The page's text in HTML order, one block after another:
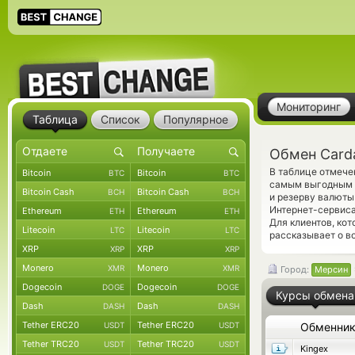
Мониторинг
Обмен
В таблице
самым выгодным
и резерву
Интернет-
Для клиентов,
рассказывает о
Город: Мерсин
Курсы обмена
Обменник
Kingex
Таблица Список Популярное
Bitcoin BTC Bitcoin BTC
Bitcoin Cash BCH Bitcoin Cash BCH
Ethereum ETH Ethereum ETH
Litecoin LTC Litecoin LTC
XRP XRP XRP XRP
Monero XMR Monero XMR
Dogecoin DOGE Dogecoin DOGE
Dash DASH Dash DASH
Tether ERC20 USDT Tether ERC20 USDT
Tether TRC20 USDT Tether TRC20 USDT